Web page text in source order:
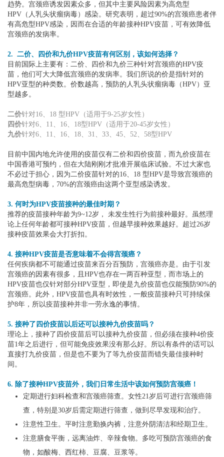
趋势。宫颈癌诱发因素众多，但其中主要风险因素为高危型
HPV（人乳头状瘤病毒）感染。研究表明，超过90%的宫颈癌患者伴
有高危型HPV感染，因而在合适的年龄接种HPV疫苗，可有效降低
宫颈癌的发病率。
2. 二价、四价和九价HPV疫苗有何区别，该如何选择？
目前国际上主要有：二价、四价和九价三种针对宫颈癌的HPV疫
苗，他们可大大降低宫颈癌的发病率。我们所说的价是指针对的
HPV亚型的种类数。价数越高，预防的人乳头状瘤病毒（HPV）亚
型越多。
二价针对16、18 型HPV（适用于9-25岁女性）
四价针对6、11、16、18型HPV（适用于20-45岁女性）
九价针对6、11、16、18、31、33、45、52、58型HPV
目前中国内地允许使用的疫苗仅有二价和四价疫苗，而九价疫苗在
中国香港可预约，但在大陆刚刚才批准开展临床试验。不过大家也
不必过于担心，因为二价疫苗针对的16、18 型HPV是导致宫颈癌的
最高危型病毒，70%的宫颈癌由这两个亚型感染诱发。
3. 何时为HPV疫苗接种的最佳时期？
推荐的疫苗接种年龄为9~12岁， 未发生性行为前接种最好。虽然理
论上任何年龄都可接种HPV疫苗，但越早接种效果越好。超过26岁
接种疫苗效果会大打折扣。
4. 接种HPV疫苗是否意味着不会得宫颈癌？
任何疾病都不可能通过疫苗来百分百预防，宫颈癌亦是。由于引发
宫颈癌的因素有很多，且HPV也存在一两百种亚型，而市场上的
HPV疫苗也仅针对部分HPV亚型，即使是九价疫苗也仅能预防90%的
宫颈癌。此外，HPV疫苗也具有时效性，一般疫苗接种只可持续保
护8年，所以疫苗接种并非一劳永逸的事情。
5. 接种了四价疫苗以后还可以接种九价疫苗吗？
理论上，接种了四价疫苗后可以接种九价疫苗，但必须在接种4价疫
苗1年之后进行，但可能免疫效果没有那么好。所以有条件的话可以
直接打九价疫苗，但是也不要为了等九价疫苗而错失最佳接种时
间。
6. 除了接种HPV疫苗外，我们日常生活中该如何预防宫颈癌！
定期进行妇科检查和宫颈癌筛查。女性21岁后可进行宫颈癌筛
查，特别是30岁后需定期进行筛查，做到尽早发现和治疗。
注意性卫生。平时注意勤换内裤，注意外阴清洁和经期卫生。
注意膳食平衡，远离油炸、辛辣食物。多吃可预防宫颈癌的食
物，如酸梅、西红柿、豆腐、豆浆等。